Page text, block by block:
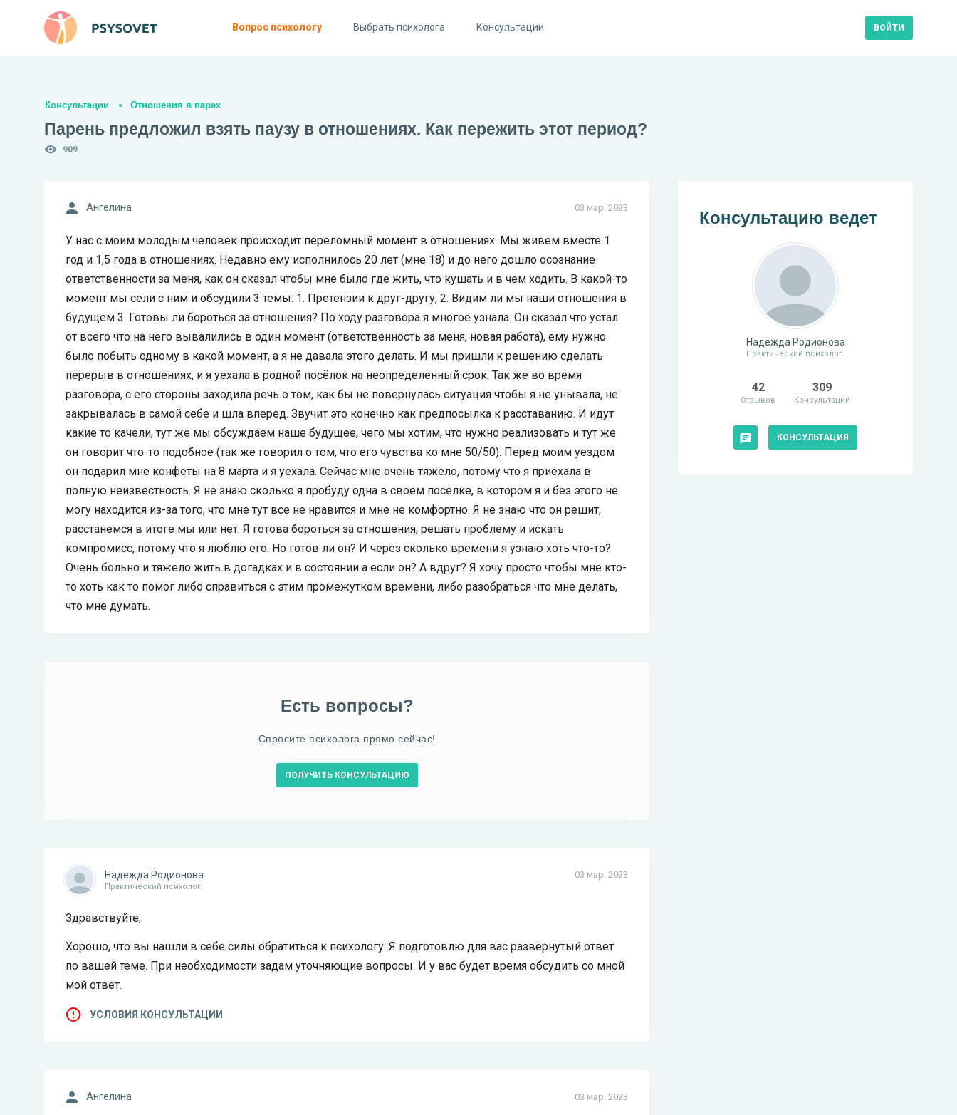
Вопрос психологу Выбрать психолога Консультации ВОЙТИ
Консультации Отношения в парах
Парень предложил взять паузу в отношениях. Как пережить этот период?
909
03 мар. 2023
Ангелина
У нас с моим молодым человек происходит переломный момент в отношениях. Мы живем вместе 1
год и 1,5 года в отношениях. Недавно ему исполнилось 20 лет (мне 18) и до него дошло осознание
ответственности за меня, как он сказал чтобы мне было где жить, что кушать и в чем ходить. В какой-то
момент мы сели с ним и обсудили 3 темы: 1. Претензии к друг-другу, 2. Видим ли мы наши отношения в
будущем 3. Готовы ли бороться за отношения? По ходу разговора я многое узнала. Он сказал что устал
от всего что на него вывалились в один момент (ответственность за меня, новая работа), ему нужно
было побыть одному в какой момент, а я не давала этого делать. И мы пришли к решению сделать
перерыв в отношениях, и я уехала в родной посёлок на неопределенный срок. Так же во время
разговора, с его стороны заходила речь о том, как бы не повернулась ситуация чтобы я не унывала, не
закрывалась в самой себе и шла вперед. Звучит это конечно как предпосылка к расставанию. И идут
какие то качели, тут же мы обсуждаем наше будущее, чего мы хотим, что нужно реализовать и тут же
он говорит что-то подобное (так же говорил о том, что его чувства ко мне 50/50). Перед моим уездом
он подарил мне конфеты на 8 марта и я уехала. Сейчас мне очень тяжело, потому что я приехала в
полную неизвестность. Я не знаю сколько я пробуду одна в своем поселке, в котором я и без этого не
могу находится из-за того, что мне тут все не нравится и мне не комфортно. Я не знаю что он решит,
расстанемся в итоге мы или нет. Я готова бороться за отношения, решать проблему и искать
компромисс, потому что я люблю его. Но готов ли он? И через сколько времени я узнаю хоть что-то?
Очень больно и тяжело жить в догадках и в состоянии а если он? А вдруг? Я хочу просто чтобы мне кто-
то хоть как то помог либо справиться с этим промежутком времени, либо разобраться что мне делать,
что мне думать.
Есть вопросы?
Спросите психолога прямо сейчас!
ПОЛУЧИТЬ КОНСУЛЬТАЦИЮ
03 мар. 2023
Надежда Родионова
Практический психолог.
Здравствуйте,
Хорошо, что вы нашли в себе силы обратиться к психологу. Я подготовлю для вас развернутый ответ
по вашей теме. При необходимости задам уточняющие вопросы. И у вас будет время обсудить со мной
мой ответ.
УСЛОВИЯ КОНСУЛЬТАЦИИ
03 мар. 2023
Ангелина
Консультацию ведет
Надежда Родионова
Практический психолог.
42
Отзывов
309
Консультаций
КОНСУЛЬТАЦИЯ